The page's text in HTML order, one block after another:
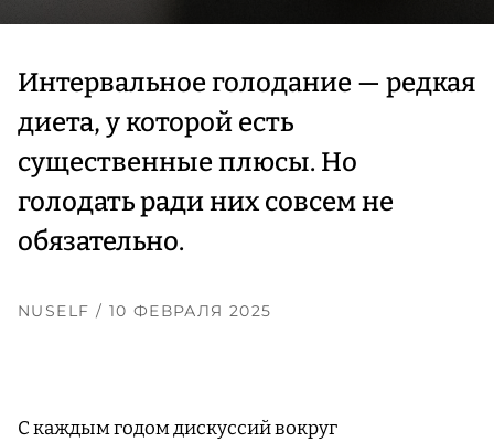
Интервальное голодание — редкая
диета, у которой есть
существенные плюсы. Но
голодать ради них совсем не
обязательно.
NUSELF / 10 ФЕВРАЛЯ 2025
С каждым годом дискуссий вокруг